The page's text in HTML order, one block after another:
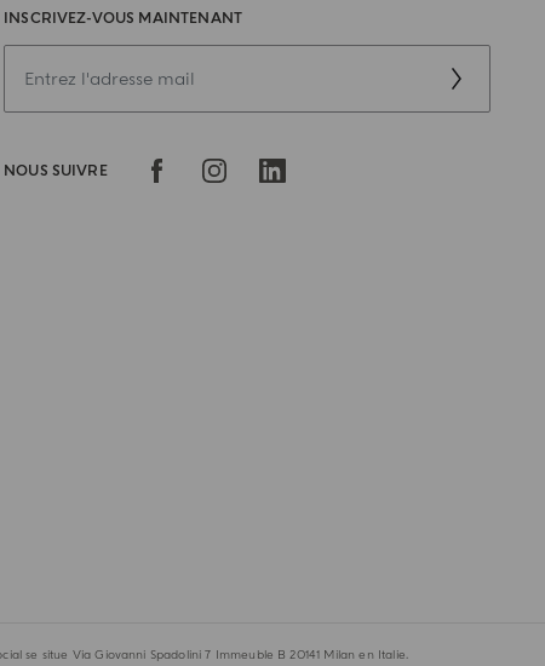
INSCRIVEZ-VOUS MAINTENANT
NOUS SUIVRE
se situe Via Giovanni Spadolini 7 Immeuble B 20141 Milan en Italie.